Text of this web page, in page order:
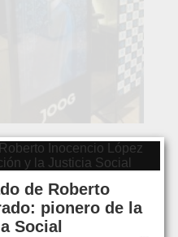
de Roberto
pionero de la
Social